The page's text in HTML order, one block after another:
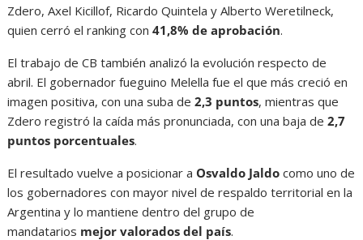
Zdero, Axel Kicillof, Ricardo Quintela y Alberto Weretilneck,
quien cerró el ranking con41,8% de aprobación.
El trabajo de CB también analizó la evolución respecto de
abril. El gobernador fueguino Melella fue el que más creció en
imagen positiva, con una suba de2,3 puntos, mientras que
Zdero registró la caída más pronunciada, con una baja de2,7
puntos porcentuales.
El resultado vuelve a posicionar a Osvaldo Jaldo como uno de
los gobernadores con mayor nivel de respaldo territorial en la
Argentina y lo mantiene dentro del grupo de
mandatarios mejor valorados del país.